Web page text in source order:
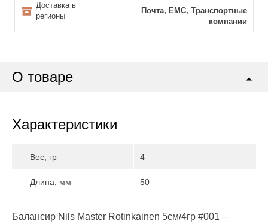
Доставка в
регионы
Почта, ЕМС, Транспортные
компании
О товаре
Характеристики
Вес, гр 4
Длина, мм 50
Балансир Nils Master Rotinkainen 5см/4гр #001 –